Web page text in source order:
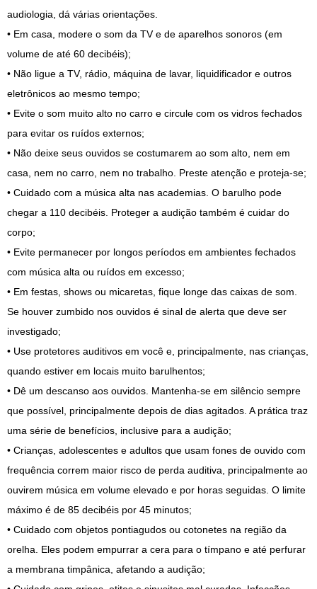
audiologia, dá várias orientações.
• Em casa, modere o som da TV e de aparelhos sonoros (em
volume de até 60 decibéis);
• Não ligue a TV, rádio, máquina de lavar, liquidificador e outros
eletrônicos ao mesmo tempo;
• Evite o som muito alto no carro e circule com os vidros fechados
para evitar os ruídos externos;
• Não deixe seus ouvidos se costumarem ao som alto, nem em
casa, nem no carro, nem no trabalho. Preste atenção e proteja-se;
• Cuidado com a música alta nas academias. O barulho pode
chegar a 110 decibéis. Proteger a audição também é cuidar do
corpo;
• Evite permanecer por longos períodos em ambientes fechados
com música alta ou ruídos em excesso;
• Em festas, shows ou micaretas, fique longe das caixas de som.
Se houver zumbido nos ouvidos é sinal de alerta que deve ser
investigado;
• Use protetores auditivos em você e, principalmente, nas crianças,
quando estiver em locais muito barulhentos;
• Dê um descanso aos ouvidos. Mantenha-se em silêncio sempre
que possível, principalmente depois de dias agitados. A prática traz
uma série de benefícios, inclusive para a audição;
• Crianças, adolescentes e adultos que usam fones de ouvido com
frequência correm maior risco de perda auditiva, principalmente ao
ouvirem música em volume elevado e por horas seguidas. O limite
máximo é de 85 decibéis por 45 minutos;
• Cuidado com objetos pontiagudos ou cotonetes na região da
orelha. Eles podem empurrar a cera para o tímpano e até perfurar
a membrana timpânica, afetando a audição;